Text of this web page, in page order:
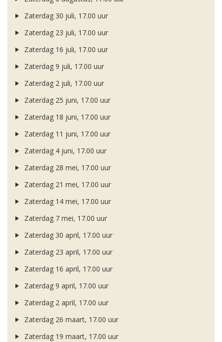
Zaterdag 30 juli, 17.00 uur
Zaterdag 23 juli, 17.00 uur
Zaterdag 16 juli, 17.00 uur
Zaterdag 9 juli, 17.00 uur
Zaterdag 2 juli, 17.00 uur
Zaterdag 25 juni, 17.00 uur
Zaterdag 18 juni, 17.00 uur
Zaterdag 11 juni, 17.00 uur
Zaterdag 4 juni, 17.00 uur
Zaterdag 28 mei, 17.00 uur
Zaterdag 21 mei, 17.00 uur
Zaterdag 14 mei, 17.00 uur
Zaterdag 7 mei, 17.00 uur
Zaterdag 30 april, 17.00 uur
Zaterdag 23 april, 17.00 uur
Zaterdag 16 april, 17.00 uur
Zaterdag 9 april, 17.00 uur
Zaterdag 2 april, 17.00 uur
Zaterdag 26 maart, 17.00 uur
Zaterdag 19 maart, 17.00 uur